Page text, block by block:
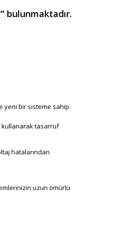
bulunmaktadır.
yeni bir sisteme sahip
kullanarak tasarruf
hatalarından
uzun ömürlü